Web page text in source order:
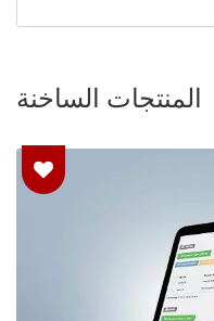
المنتجات الساخنة